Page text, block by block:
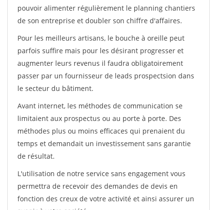
pouvoir alimenter régulièrement le planning chantiers
de son entreprise et doubler son chiffre d'affaires.
Pour les meilleurs artisans, le bouche à oreille peut
parfois suffire mais pour les désirant progresser et
augmenter leurs revenus il faudra obligatoirement
passer par un fournisseur de leads prospectsion dans
le secteur du bâtiment.
Avant internet, les méthodes de communication se
limitaient aux prospectus ou au porte à porte. Des
méthodes plus ou moins efficaces qui prenaient du
temps et demandait un investissement sans garantie
de résultat.
L'utilisation de notre service sans engagement vous
permettra de recevoir des demandes de devis en
fonction des creux de votre activité et ainsi assurer un